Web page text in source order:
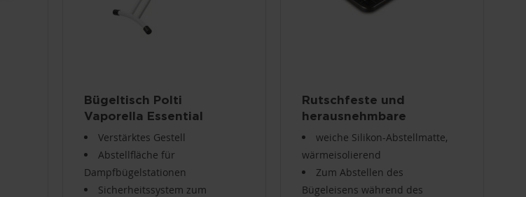
Bügeltisch Polti
Vaporella Essential
Verstärktes Gestell
Abstellfläche für
Dampfbügelstationen
Sicherheitssystem zum
Rutschfeste und
herausnehmbare
Abstellplatte Vaporella
weiche Silikon-Abstellmatte,
wärmeisolierend
Zum Abstellen des
Bügeleisens während des